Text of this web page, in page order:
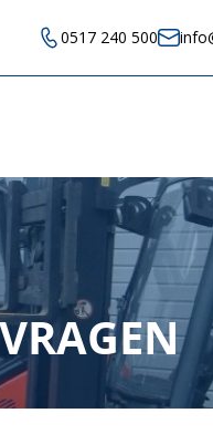
0517 240 500